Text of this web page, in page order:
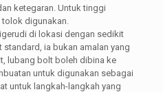
ketegaran. Untuk tinggi
digunakan.
di lokasi dengan sedikit
ia bukan amalan yang
lubang bolt boleh dibina ke
untuk digunakan sebagai
untuk langkah-langkah yang